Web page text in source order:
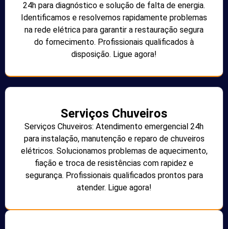
24h para diagnóstico e solução de falta de energia.
Identificamos e resolvemos rapidamente problemas
na rede elétrica para garantir a restauração segura
do fornecimento. Profissionais qualificados à
disposição. Ligue agora!
Serviços Chuveiros
Serviços Chuveiros: Atendimento emergencial 24h
para instalação, manutenção e reparo de chuveiros
elétricos. Solucionamos problemas de aquecimento,
fiação e troca de resistências com rapidez e
segurança. Profissionais qualificados prontos para
atender. Ligue agora!